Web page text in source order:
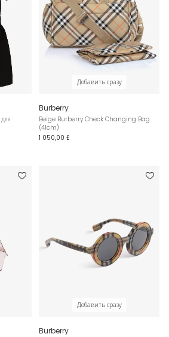
Добавить сразу
Burberry
Beige Burberry Check Changing Bag
(41cm)
1 050,00 £
Добавить сразу
Burberry